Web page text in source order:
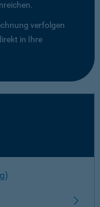
verfolgen
in Ihre